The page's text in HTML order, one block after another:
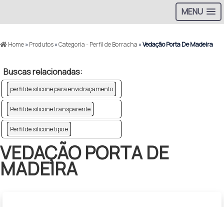
MENU
Home»Produtos»Categoria - Perfil de Borracha »Vedação Porta De Madeira
Buscas relacionadas:
perfil de silicone para envidraçamento
Perfil de silicone transparente
Perfil de silicone tipo e
VEDAÇÃO PORTA DE
MADEIRA